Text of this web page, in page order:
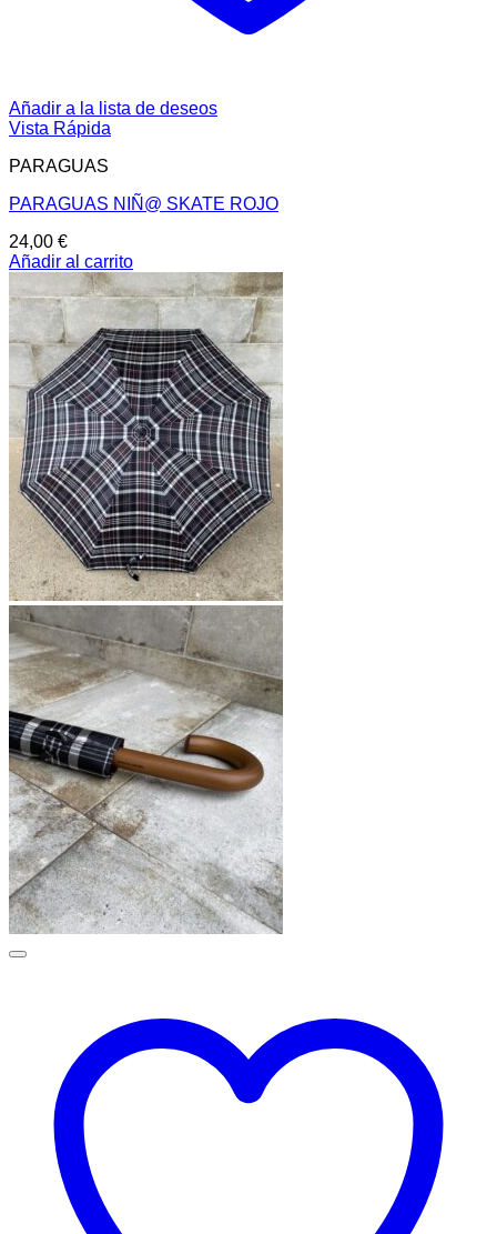
Añadir a la lista de deseos
Vista Rápida
PARAGUAS
PARAGUAS NIÑ@ SKATE ROJO
24,00 €
Añadir al carrito